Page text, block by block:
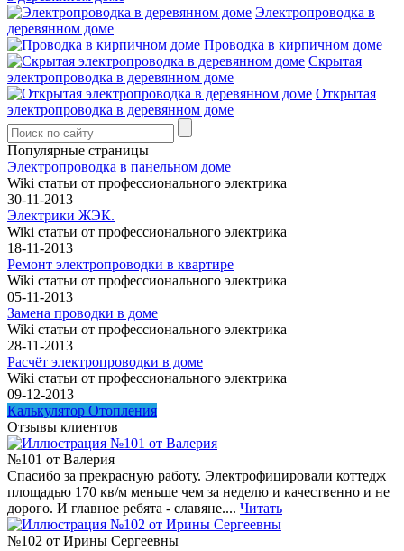
Электропроводка в
деревянном доме
Проводка в кирпичном доме
Скрытая
электропроводка в деревянном доме
Открытая
электропроводка в деревянном доме
Популярные страницы
Электропроводка в панельном доме
Wiki статьи от профессионального электрика
30-11-2013
Электрики ЖЭК.
Wiki статьи от профессионального электрика
18-11-2013
Ремонт электропроводки в квартире
Wiki статьи от профессионального электрика
05-11-2013
Замена проводки в доме
Wiki статьи от профессионального электрика
28-11-2013
Расчёт электропроводки в доме
Wiki статьи от профессионального электрика
09-12-2013
Калькулятор Отопления
Отзывы клиентов
№101 от Валерия
Спасибо за прекрасную работу. Электрофицировали коттедж
площадью 170 кв/м меньше чем за неделю и качественно и не
дорого. И главное ребята - славяне.... Читать
№102 от Ирины Сергеевны